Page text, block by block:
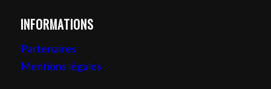
INFORMATIONS
Partenaires
Mentions légales